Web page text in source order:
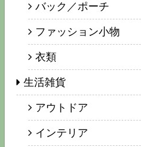
バック／ポーチ
ファッション小物
衣類
生活雑貨
アウトドア
インテリア